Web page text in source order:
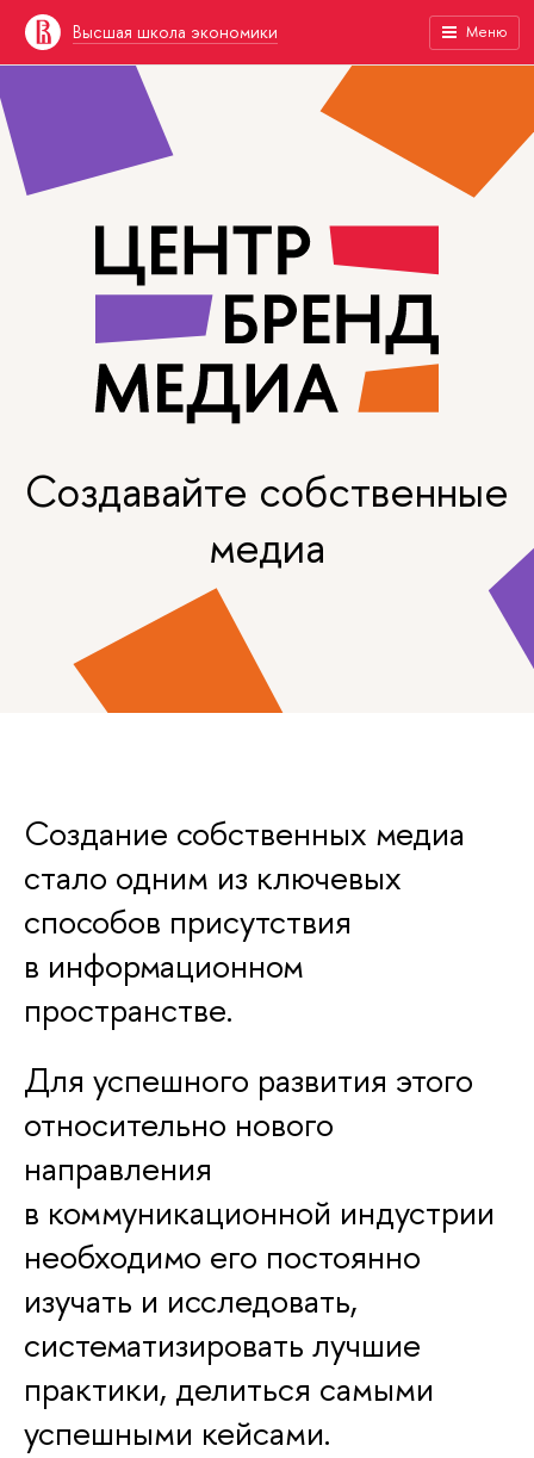
Высшая школа экономики Меню
Создавайте собственные
медиа
Создание собственных медиа
стало одним из ключевых
способов присутствия
в информационном
пространстве.
Для успешного развития этого
относительно нового
направления
в коммуникационной индустрии
необходимо его постоянно
изучать и исследовать,
систематизировать лучшие
практики, делиться самыми
успешными кейсами.